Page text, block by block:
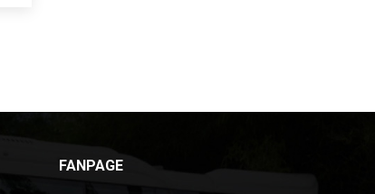
FANPAGE